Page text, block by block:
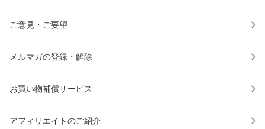
ご意見・ご要望
メルマガの登録・解除
お買い物補償サービス
アフィリエイトのご紹介